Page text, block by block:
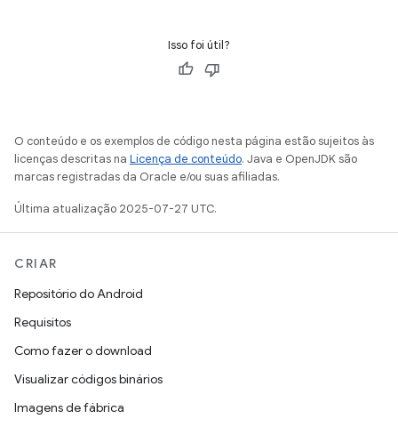
Isso foi útil?
O conteúdo e os exemplos de código nesta página estão sujeitos às
licenças descritas na Licença de conteúdo. Java e OpenJDK são
marcas registradas da Oracle e/ou suas afiliadas.
Última atualização 2025-07-27 UTC.
CRIAR
Repositório do Android
Requisitos
Como fazer o download
Visualizar códigos binários
Imagens de fábrica